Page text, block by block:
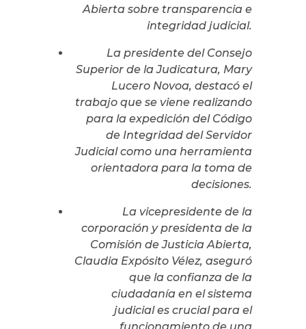
Abierta sobre transparencia e
integridad judicial.
La presidente del Consejo
Superior de la Judicatura, Mary
Lucero Novoa, destacó el
trabajo que se viene realizando
para la expedición del Código
de Integridad del Servidor
Judicial como una herramienta
orientadora para la toma de
decisiones.
La vicepresidente de la
corporación y presidenta de la
Comisión de Justicia Abierta,
Claudia Expósito Vélez, aseguró
que la confianza de la
ciudadanía en el sistema
judicial es crucial para el
funcionamiento de una